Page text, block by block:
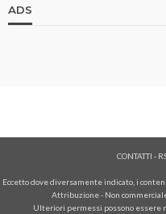
ADS
CONTATTI -
Eccetto dove diversamente indicato, i
Attribuzione - Non
Ulteriori permessi possono essere